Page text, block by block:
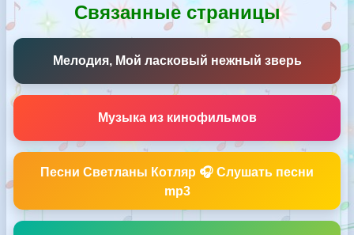
Связанные страницы
Мелодия, Мой ласковый нежный зверь
Музыка из кинофильмов
Песни Светланы Котляр 🎧 Слушать песни
mp3